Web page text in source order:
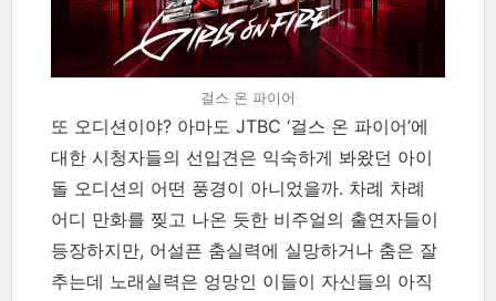
걸스 온 파이어
또 오디션이야? 아마도 JTBC ‘걸스 온 파이어’에
대한 시청자들의 선입견은 익숙하게 봐왔던 아이
돌 오디션의 어떤 풍경이 아니었을까. 차례 차례
어디 만화를 찢고 나온 듯한 비주얼의 출연자들이
등장하지만, 어설픈 춤실력에 실망하거나 춤은 잘
추는데 노래실력은 엉망인 이들이 자신들의 아직